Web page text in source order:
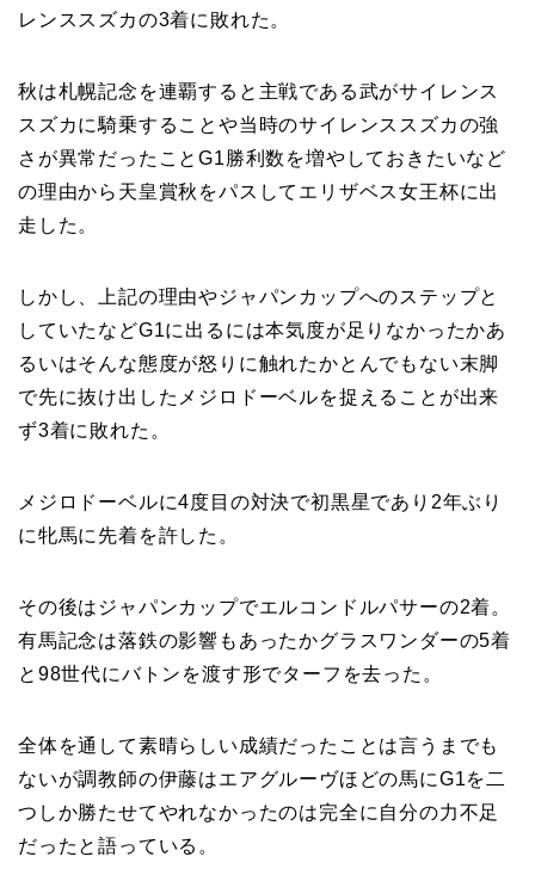
レンススズカの3着に敗れた。
秋は札幌記念を連覇すると主戦である武がサイレンス
スズカに騎乗することや当時のサイレンススズカの強
さが異常だったことG1勝利数を増やしておきたいなど
の理由から天皇賞秋をパスしてエリザベス女王杯に出
走した。
しかし、上記の理由やジャパンカップへのステップと
していたなどG1に出るには本気度が足りなかったかあ
るいはそんな態度が怒りに触れたかとんでもない末脚
で先に抜け出したメジロドーベルを捉えることが出来
ず3着に敗れた。
メジロドーベルに4度目の対決で初黒星であり2年ぶり
に牝馬に先着を許した。
その後はジャパンカップでエルコンドルパサーの2着。
有馬記念は落鉄の影響もあったかグラスワンダーの5着
と98世代にバトンを渡す形でターフを去った。
全体を通して素晴らしい成績だったことは言うまでも
ないが調教師の伊藤はエアグルーヴほどの馬にG1を二
つしか勝たせてやれなかったのは完全に自分の力不足
だったと語っている。